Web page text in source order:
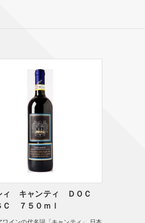
ィ キャンティ ＤＯＣ
７５０ｍｌ